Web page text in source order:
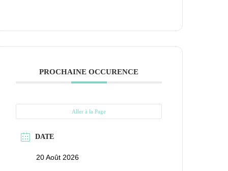
PROCHAINE OCCURENCE
Aller à la Page
DATE
20 Août 2026